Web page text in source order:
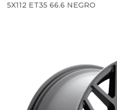
5X112 ET35 66.6 NEGRO